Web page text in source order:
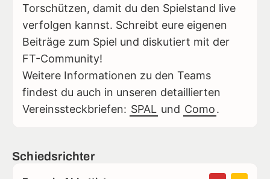
Torschützen, damit du den Spielstand live
verfolgen kannst. Schreibt eure eigenen
Beiträge zum Spiel und diskutiert mit der
FT-Community!
Weitere Informationen zu den Teams
findest du auch in unseren detaillierten
Vereinssteckbriefen: SPAL und Como.
Schiedsrichter